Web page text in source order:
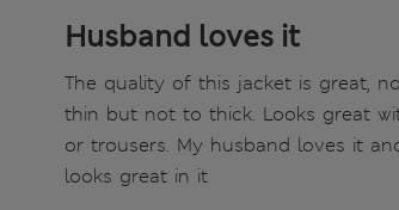
Husband loves it
The quality of this jacket is great,
thin but not to thick. Looks great
or trousers. My husband loves it
looks great in it